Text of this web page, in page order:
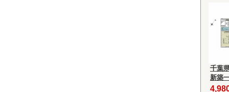
千葉
新築